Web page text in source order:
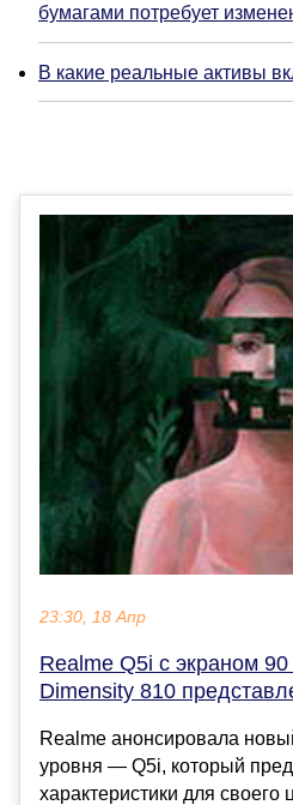
бумагами потребует
В какие реальные активы
23:30, 18 Апр
Realme Q5i с экраном
Dimensity 810
Realme анонсировала
уровня — Q5i, который
характеристики для